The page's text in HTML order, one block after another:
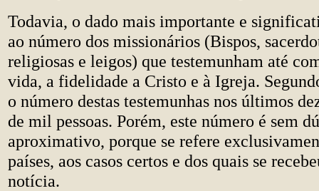
Todavia, o dado mais importante e
ao número dos missionários (Bispos,
religiosas e leigos) que testemunham até
vida, a fidelidade a Cristo e à Igreja.
o número destas testemunhas nos últimos
de mil pessoas. Porém, este número é sem
aproximativo, porque se refere
países, aos casos certos e dos quais se
notícia.